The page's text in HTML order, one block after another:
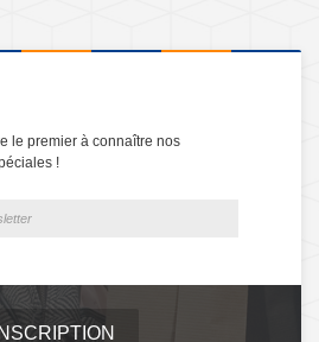
le premier à connaître nos
!
INSCRIPTION